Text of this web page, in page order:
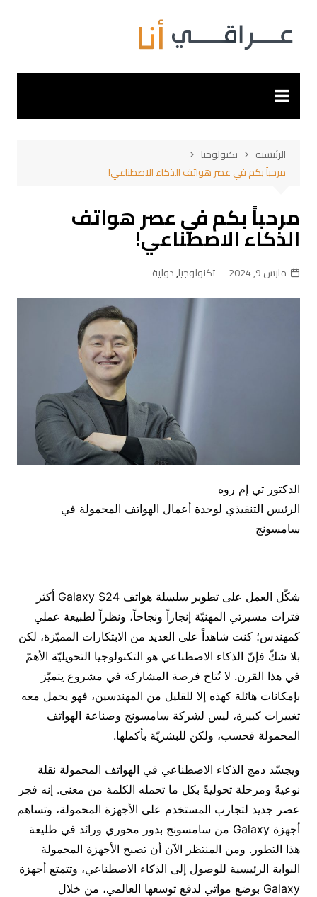
المحتوى
الرئيسية
تكنولوجيا
مرحباً بكم في عصر هواتف الذكاء الاصطناعي!
مرحباً بكم في عصر هواتف
الذكاء الاصطناعي!
مارس 9, 2024 تكنولوجيا,دولية
الدكتور تي إم روه
الرئيس التنفيذي لوحدة أعمال الهواتف المحمولة في
سامسونج
شكّل العمل على تطوير سلسلة هواتف Galaxy S24 أكثر
فترات مسيرتي المهنيّة إنجازاً ونجاحاً، ونظراً لطبيعة عملي
كمهندس؛ كنت شاهداً على العديد من الابتكارات المميّزة، لكن
بلا شكّ فإنّ الذكاء الاصطناعي هو التكنولوجيا التحويليّة الأهمّ
في هذا القرن. لا تُتاح فرصة المشاركة في مشروع يتميّز
بإمكانات هائلة كهذه إلا للقليل من المهندسين، فهو يحمل معه
تغييرات كبيرة، ليس لشركة سامسونج وصناعة الهواتف
المحمولة فحسب، ولكن للبشريّة بأكملها.
ويجسّد دمج الذكاء الاصطناعي في الهواتف المحمولة نقلة
نوعيةً ومرحلة تحوليةً بكل ما تحمله الكلمة من معنى. إنه فجر
عصر جديد لتجارب المستخدم على الأجهزة المحمولة، وتساهم
أجهزة Galaxy من سامسونج بدور محوري ورائد في طليعة
هذا التطور. ومن المنتظر الآن أن تصبح الأجهزة المحمولة
البوابة الرئيسية للوصول إلى الذكاء الاصطناعي، وتتمتع أجهزة
Galaxy بوضع مواتي لدفع توسعها العالمي، من خلال